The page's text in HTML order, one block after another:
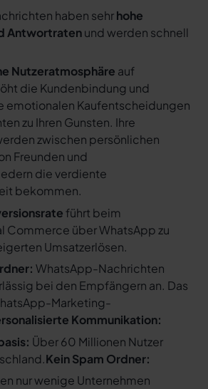
haben sehrhohe
Antwortratenund werden schnell
Nutzeratmosphäre auf
die Kundenbindung und
emotionalen Kaufentscheidungen
zu Ihren Gunsten. Ihre
zwischen persönlichen
Freunden und
die verdiente
bekommen.
führt beim
Commerce über WhatsApp zu
Umsatzerlösen.
WhatsApp-Nachrichten
bei den Empfängern an. Das
Marketing-
Kommunikation:
Über 60 Millionen Nutzer
Kein Spam Ordner:
nur wenige Unternehmen